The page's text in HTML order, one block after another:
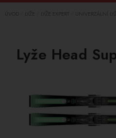
ÚVOD LYŽE LYŽE EXPERT UNIVERZÁLNÍ
Lyže Head